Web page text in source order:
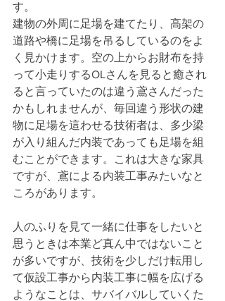
す。
建物の外周に足場を建てたり、高架の
道路や橋に足場を吊るしているのをよ
く見かけます。空の上からお財布を持
って小走りするOLさんを見ると癒され
ると言っていたのは違う鳶さんだった
かもしれませんが、毎回違う形状の建
物に足場を這わせる技術者は、多少梁
が入り組んだ内装であっても足場を組
むことができます。これは大きな家具
ですが、鳶による内装工事みたいなと
ころがあります。
人のふりを見て一緒に仕事をしたいと
思うときは本業ど真ん中ではないこと
が多いですが、技術を少しだけ転用し
て仮設工事から内装工事に幅を広げる
ようなことは、サバイバルしていくた